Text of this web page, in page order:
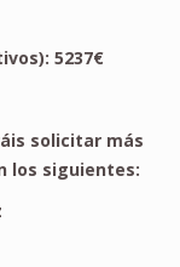
5237€
solicitar más
los siguientes: